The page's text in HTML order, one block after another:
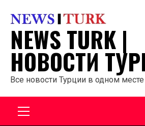
содержанию
NEWS TURK |
НОВОСТИ
Все новости Турции в одном месте